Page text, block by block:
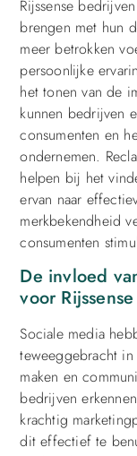
Rijssense
brengen met hun
meer betrokken
persoonlijke
het tonen van de
kunnen bedrijven
consumenten en
ondernemen.
helpen bij het
ervan naar
merkbekendheid
consumenten
De invloed
voor
Sociale media
teweeggebracht
maken en
bedrijven
krachtig
dit effectief te